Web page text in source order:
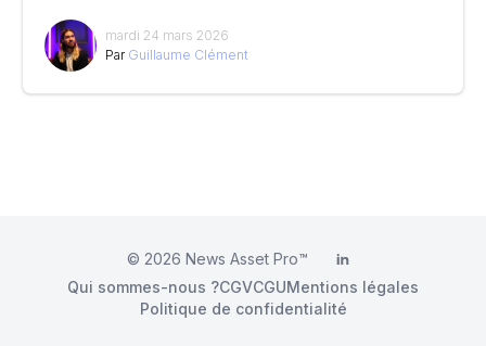
mardi 24 mars 2026
Par Guillaume Clément
© 2026 News Asset Pro™ LinkedIn
Qui sommes-nous ?CGVCGUMentions légales
Politique de confidentialité